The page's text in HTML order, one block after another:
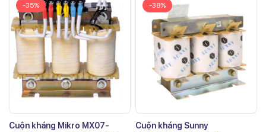
-35%
Cuộn kháng Mikro MX07-
-38%
Cuộn kháng Sunny